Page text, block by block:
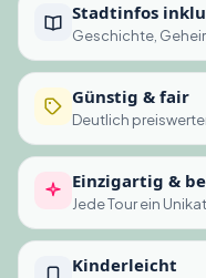
Stadtinfos
Geschichte,
Günstig & fair
Deutlich
Einzigartig &
Jede Tour ein
Kinderleicht